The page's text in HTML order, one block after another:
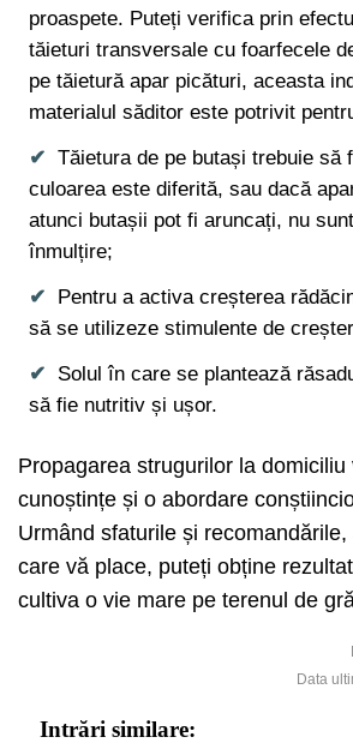
proaspete. Puteți verifica prin
tăieturi transversale cu foarfecele
pe tăietură apar picături, aceasta
materialul săditor este potrivit
Tăietura de pe butași trebuie să
culoarea este diferită, sau dacă
atunci butașii pot fi aruncați, nu
înmulțire;
Pentru a activa creșterea
să se utilizeze stimulente de
Solul în care se plantează
să fie nutritiv și ușor.
Propagarea strugurilor la domiciliu
cunoștințe și o abordare
Urmând sfaturile și
care vă place, puteți obține
cultiva o vie mare pe terenul de
Data
Intrări similare: